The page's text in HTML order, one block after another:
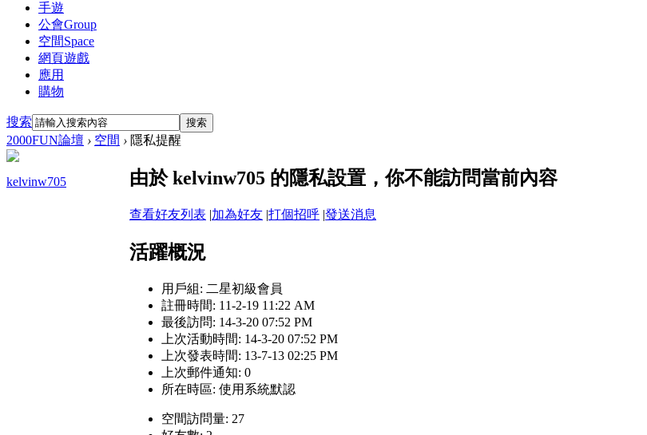
手遊
公會Group
空間Space
網頁遊戲
應用
購物
搜索 搜索
2000FUN論壇 › 空間 › 隱私提醒
kelvinw705 由於 kelvinw705 的隱私設置，你不能訪問當前內容
查看好友列表 |加為好友 |打個招呼 |發送消息
活躍概況
用戶組: 二星初級會員
註冊時間: 11-2-19 11:22 AM
最後訪問: 14-3-20 07:52 PM
上次活動時間: 14-3-20 07:52 PM
上次發表時間: 13-7-13 02:25 PM
上次郵件通知: 0
所在時區: 使用系統默認
空間訪問量: 27